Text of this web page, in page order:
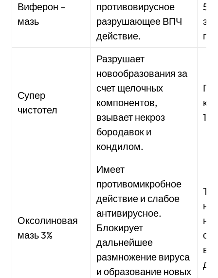
Виферон –
мазь
противовирусное
разрушающее ВПЧ
действие.
5
Супер
чистотел
Разрушает
новообразования за
счет щелочных
компонентов,
взывает некроз
бородавок и
кондилом.
10
Оксолиновая
мазь 3%
Имеет
противомикробное
действие и слабое
антивирусное.
Блокирует
дальнейшее
размножение вируса
и образование новых
в